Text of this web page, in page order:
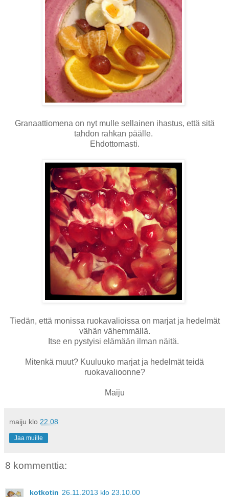
Granaattiomena on nyt mulle sellainen ihastus, että sitä
tahdon rahkan päälle.
Ehdottomasti.
Tiedän, että monissa ruokavalioissa on marjat ja hedelmät
vähän vähemmällä.
Itse en pystyisi elämään ilman näitä.
Mitenkä muut? Kuuluuko marjat ja hedelmät teidä
ruokavalioonne?
Maiju
maiju klo 22.08
Jaa muille
8 kommenttia:
kotkotin 26.11.2013 klo 23.10.00